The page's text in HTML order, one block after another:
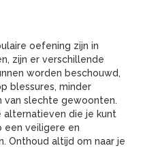
oefening zijn in
zijn er verschillende
worden beschouwd,
blessures, minder
van slechte gewoonten.
alternatieven die je kunt
een veiligere en
Onthoud altijd om naar je